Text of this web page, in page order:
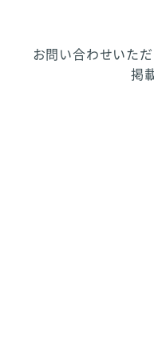
お問い合わせいた
掲